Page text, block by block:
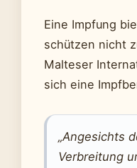
Eine Impfung
schützen nicht
Malteser
sich eine
„Angesichts
Verbreitung